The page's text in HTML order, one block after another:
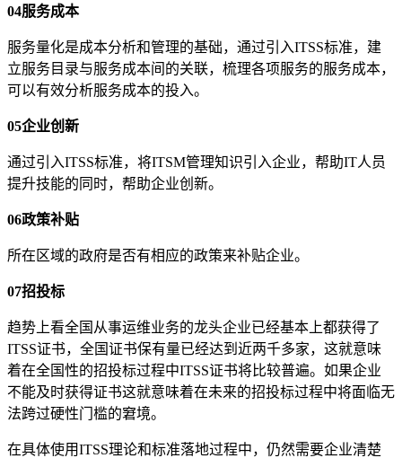
04服务成本
服务量化是成本分析和管理的基础，通过引入ITSS标准，建
立服务目录与服务成本间的关联，梳理各项服务的服务成本，
可以有效分析服务成本的投入。
05企业创新
通过引入ITSS标准，将ITSM管理知识引入企业，帮助IT人员
提升技能的同时，帮助企业创新。
06政策补贴
所在区域的政府是否有相应的政策来补贴企业。
07招投标
趋势上看全国从事运维业务的龙头企业已经基本上都获得了
ITSS证书，全国证书保有量已经达到近两千多家，这就意味
着在全国性的招投标过程中ITSS证书将比较普遍。如果企业
不能及时获得证书这就意味着在未来的招投标过程中将面临无
法跨过硬性门槛的窘境。
在具体使用ITSS理论和标准落地过程中，仍然需要企业清楚